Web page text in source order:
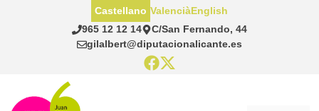
965 12 12 14
C/San Fernando, 44
gilalbert@diputacionalicante.es
Castellano ValenciàEnglish